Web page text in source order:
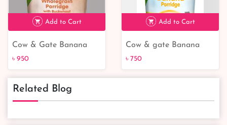
Add to Cart
Cow & Gate Banana
Wholegrain Porridge
৳ 950
Add to Cart
Cow & gate Banana
Porridge 125 gm
৳ 750
Related Blog